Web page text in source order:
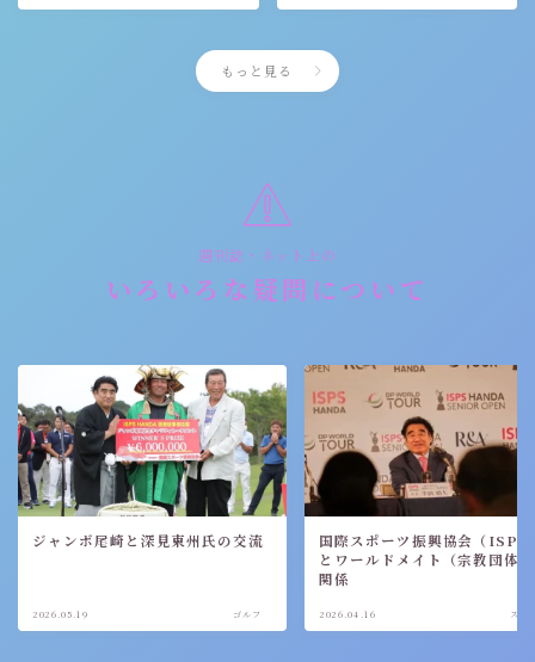
もっと見る
週刊誌・ネット上の
いろいろな疑問について
ジャンボ尾崎と深見東州氏の交流
2026.05.19 ゴルフ
国際スポーツ振興協会（ISPS
とワールドメイト（宗教団体
関係
2026.04.16 スポ